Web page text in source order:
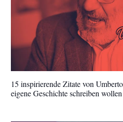
15 inspirierende Zitate von
eigene Geschichte schreiben wollen